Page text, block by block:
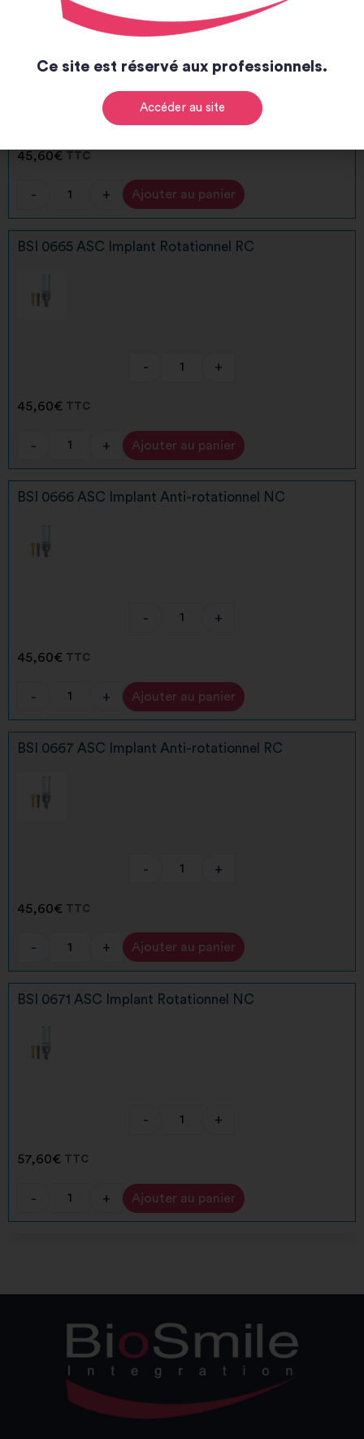
- +
45,60€ TTC
- + Ajouter au panier
Alternative:
BSI 0665 ASC Implant Rotationnel RC
- +
45,60€ TTC
- + Ajouter au panier
Alternative:
BSI 0666 ASC Implant Anti-rotationnel NC
- +
45,60€ TTC
- + Ajouter au panier
Alternative:
BSI 0667 ASC Implant Anti-rotationnel RC
- +
45,60€ TTC
- + Ajouter au panier
Alternative:
BSI 0671 ASC Implant Rotationnel NC
- +
57,60€ TTC
- + Ajouter au panier
Alternative:
Ce site est réservé aux professionnels.
Accéder au site